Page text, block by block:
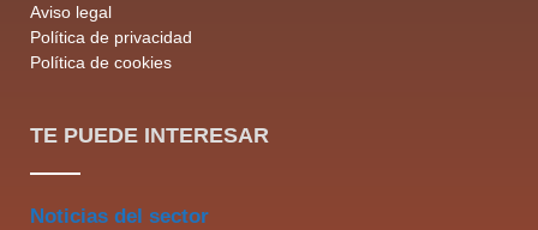
Aviso legal
Política de privacidad
Política de cookies
TE PUEDE INTERESAR
Noticias del sector